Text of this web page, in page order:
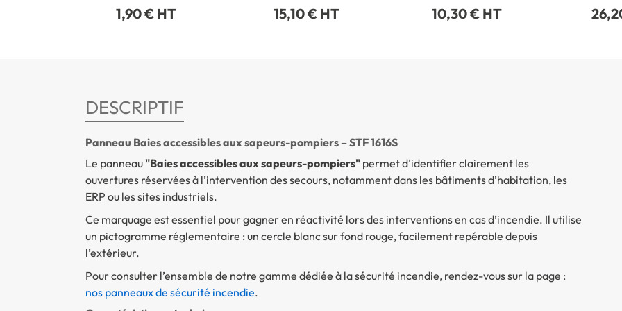
1,90 € HT 15,10 € HT 10,30 € HT
DESCRIPTIF
Panneau Baies accessibles aux sapeurs-pompiers – STF 1616S
Le panneau "Baies accessibles aux sapeurs-pompiers"permet d’identifier clairement les
ouvertures réservées à l’intervention des secours, notamment dans les bâtiments d’habitation, les
ERP ou les sites industriels.
Ce marquage est essentiel pour gagner en réactivité lors des interventions en cas d’incendie. Il utilise
un pictogramme réglementaire : un cercle blanc sur fond rouge, facilement repérable depuis
l’extérieur.
Pour consulter l’ensemble de notre gamme dédiée à la sécurité incendie, rendez-vous sur la page :
nos panneaux de sécurité incendie.